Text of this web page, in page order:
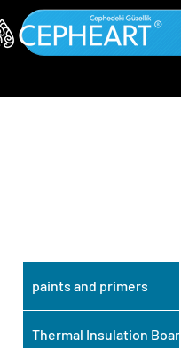
paints and primers
Thermal Insulation Board